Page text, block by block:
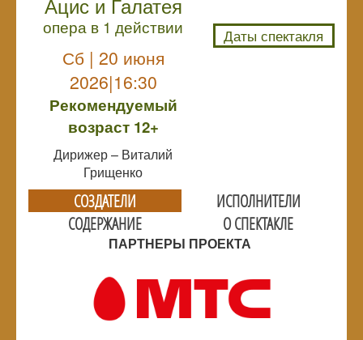
опера в 1 действии
Сб | 20 июня
2026|16:30
Рекомендуемый
возраст 12+
Дирижер – Виталий
Грищенко
Даты спектакля
СОЗДАТЕЛИ
ИСПОЛНИТЕЛИ
СОДЕРЖАНИЕ
О СПЕКТАКЛЕ
ПАРТНЕРЫ ПРОЕКТА